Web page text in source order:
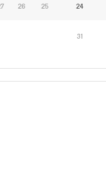
24
25
26
31